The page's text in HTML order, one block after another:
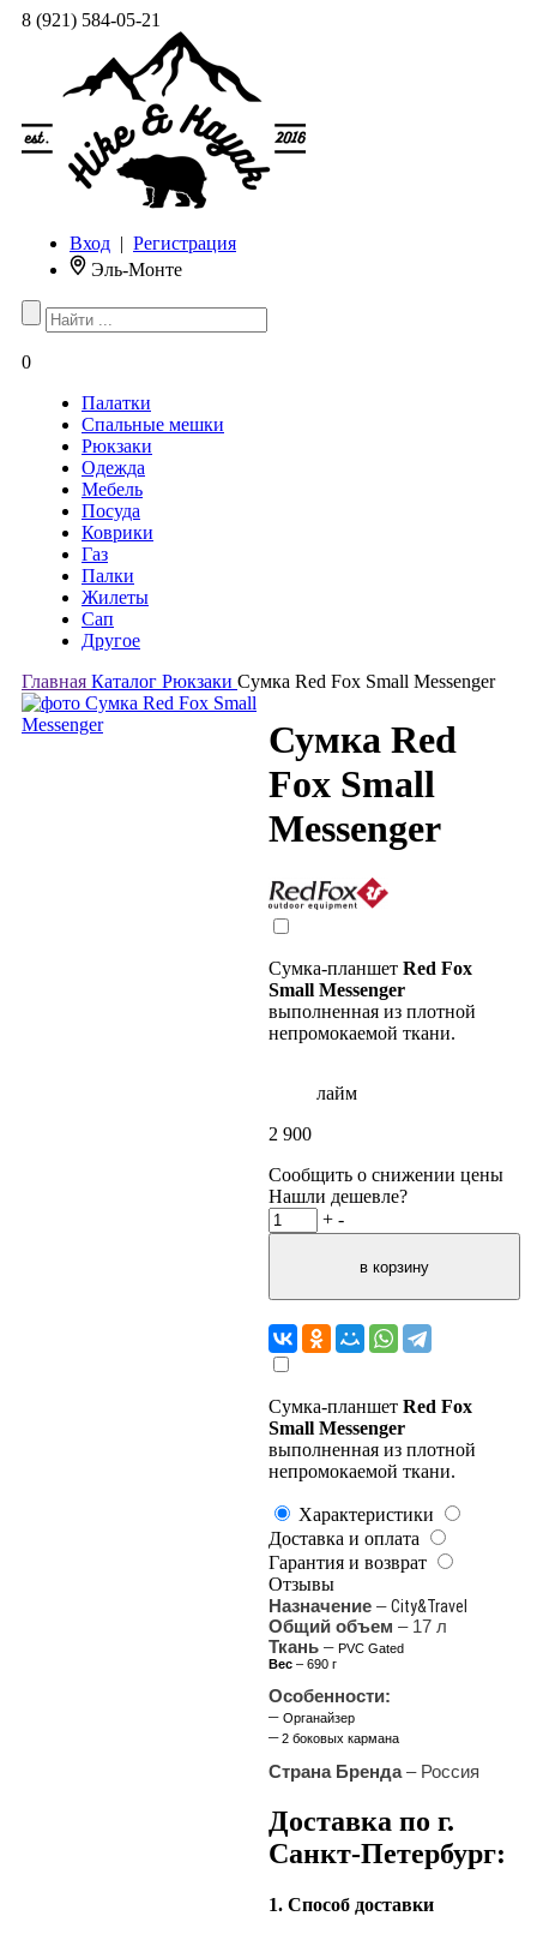
8 (921) 584-05-21
Вход | Регистрация
Эль-Монте
0
Палатки
Спальные мешки
Рюкзаки
Одежда
Мебель
Посуда
Коврики
Газ
Палки
Жилеты
Сап
Другое
Главная Каталог Рюкзаки Сумка Red Fox Small Messenger
Сумка Red
Fox Small
Messenger
Cумка-планшет Red Fox
Small Messenger
выполненная из плотной
непромокаемой ткани.
лайм
2 900
Сообщить о снижении цены
Нашли дешевле?
+ -
Cумка-планшет Red Fox
Small Messenger
выполненная из плотной
непромокаемой ткани.
Характеристики
Доставка и оплата
Гарантия и возврат
Отзывы
Назначение –City&Travel
Общий объем – 17 л
Ткань – PVC Gated
Вес – 690 г
Особенности:
– Органайзер
–2 боковых кармана
Страна Бренда– Россия
Доставка по г.
Санкт-Петербург:
1. Способ доставки